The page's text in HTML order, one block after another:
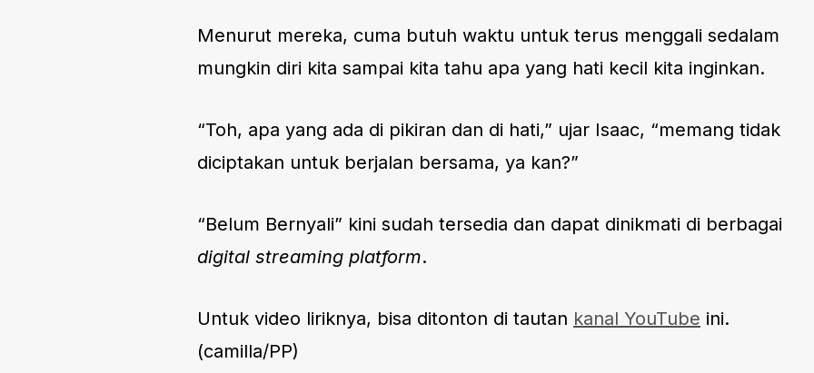
Menurut mereka, cuma butuh waktu untuk terus menggali sedalam
mungkin diri kita sampai kita tahu apa yang hati kecil kita inginkan.
“Toh, apa yang ada di pikiran dan di hati,” ujar Isaac, “memang tidak
diciptakan untuk berjalan bersama, ya kan?”
“Belum Bernyali” kini sudah tersedia dan dapat dinikmati di berbagai
digital streaming platform.
Untuk video liriknya, bisa ditonton di tautan kanal YouTube ini.
(camilla/PP)